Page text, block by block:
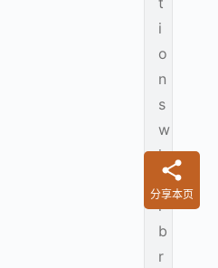
i
o
n
s
w
i
l
b
r
分享本页